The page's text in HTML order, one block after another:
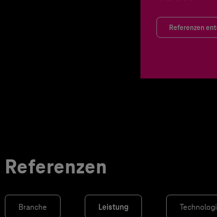
Referenzen
Referenzen
Branche Leistung